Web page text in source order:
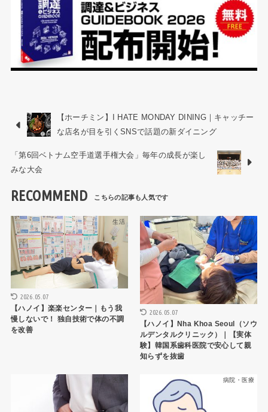
【ホーチミン】I HATE MONDAY DINING｜キャッチー
な店名が目を引くSNSで話題の新ダイニング
「第6回ベトナム空手道選手権大会」毎年の成長が楽し
みな大会
RECOMMEND
生活
2026.05.07
【ハノイ】楽楽センター｜もう我
慢しないで！ 独自技術で体の不調
を改善
生活
2026.05.07
【ハノイ】Nha Khoa Seoul（ソウ
ルデンタルクリニック）｜【実体
験】韓国系歯科医院で安心して親
知らずを抜歯
病院・医療 病院・医療